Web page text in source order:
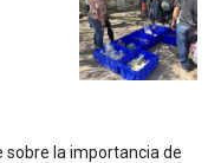
sobre la importancia de